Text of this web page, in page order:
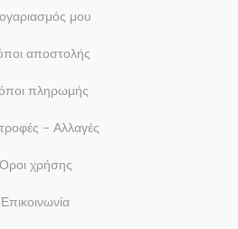
μου
αποστολής
πληρωμής
– Αλλαγές
χρήσης
Επικοινωνία